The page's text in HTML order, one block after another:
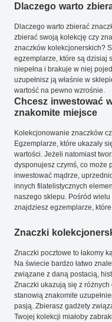
Dlaczego warto
Dlaczego warto zbierać
zbierać swoją kolekcję czy
znaczków kolekcjonerskich?
egzemplarze, które są dzisiaj
niepełna i brakuje w niej
uzupełnisz ją właśnie w
wartość na pewno wzrośnie.
Chcesz inwestować
znakomite miejsce
Kolekcjonowanie znaczków
Egzemplarze, które ukazały
wartości. Jeżeli natomiast
dysponujesz czymś, co może
inwestować mądrze,
innych filatelistycznych
naszego sklepu. Pośród
znajdziesz egzemplarze,
Znaczki
Znaczki pocztowe to łakomy
Na świecie bardzo łatwo
związane z daną postacią,
Znaczki ukazują się z
stanowią znakomite
pasją. Zbierasz gadżety
Twojej kolekcji miałoby